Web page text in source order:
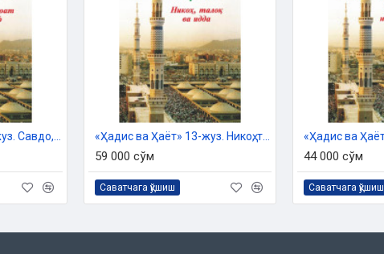
59 000 сўм
Саватчага қўшиш
44 000 сўм
Саватчага қўшиш